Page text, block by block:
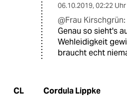
06.10.2019, 02:22 Uhr
@Frau Kirschgrün:
Genau so sieht's
Wehleidigkeit
braucht echt
CL Cordula Lippke